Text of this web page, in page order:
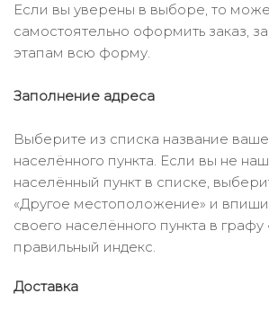
Если вы уверены в выборе, то
самостоятельно оформить заказ,
этапам всю форму.
Заполнение адреса
Выберите из списка название
населённого пункта. Если вы не
населённый пункт в списке,
«Другое местоположение» и
своего населённого пункта в графу
правильный индекс.
Доставка